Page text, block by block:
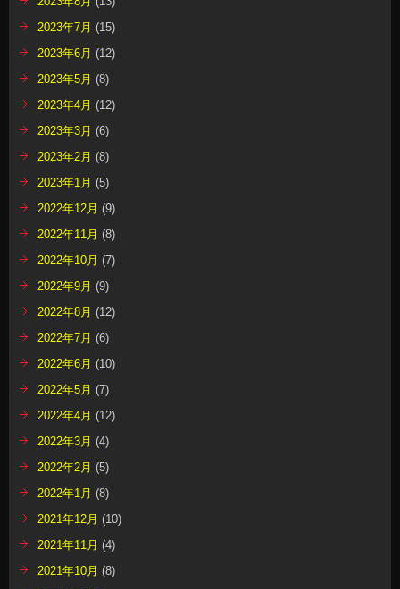
2023年7月 (15)
2023年6月 (12)
2023年5月 (8)
2023年4月 (12)
2023年3月 (6)
2023年2月 (8)
2023年1月 (5)
2022年12月 (9)
2022年11月 (8)
2022年10月 (7)
2022年9月 (9)
2022年8月 (12)
2022年7月 (6)
2022年6月 (10)
2022年5月 (7)
2022年4月 (12)
2022年3月 (4)
2022年2月 (5)
2022年1月 (8)
2021年12月 (10)
2021年11月 (4)
2021年10月 (8)